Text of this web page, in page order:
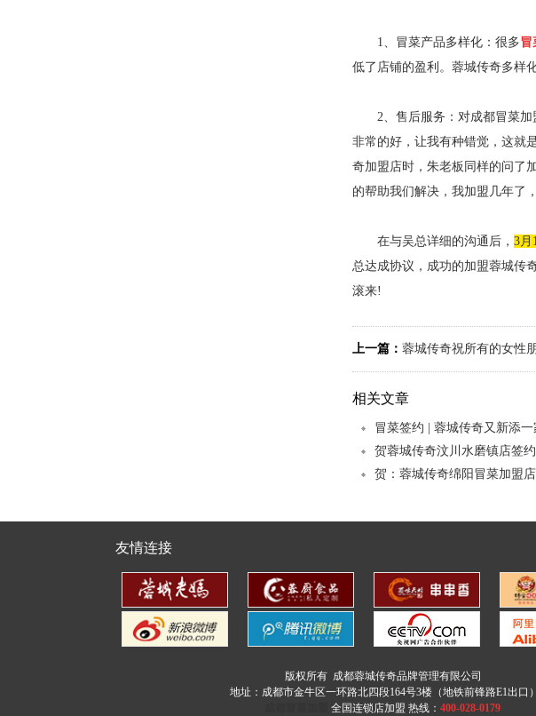
酸汤冒菜
1、冒菜产品多样化：很多冒
低了店铺的盈利。蓉城传奇多样
2、售后服务：对成都冒菜加
非常的好，让我有种错觉，这就
奇加盟店时，朱老板同样的问了
的帮助我们解决，我加盟几年了
在与吴总详细的沟通后， 3月
总达成协议，成功的加盟蓉城传
滚来!
上一篇： 蓉城传奇祝所有的女性
相关文章
冒菜签约 | 蓉城传奇又新添
贺蓉城传奇汶川水磨镇店签
贺：蓉城传奇绵阳冒菜加盟
友情连接
版权所有 成都蓉城传奇品牌管理有限公司
地址：成都市金牛区一环路北四段164号3楼（地铁前锋路E1出口）
全国连锁店加盟 热线： 400-028-0179